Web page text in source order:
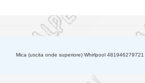
Mica (uscita onde superiore) Whirlpool